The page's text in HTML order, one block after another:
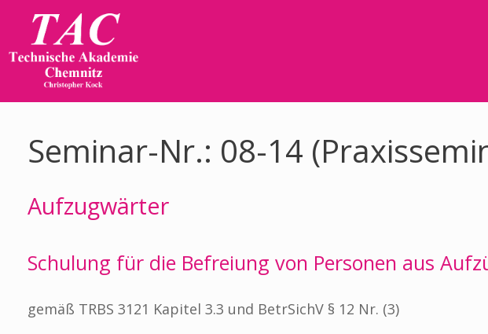
springen
Seminar-Nr.: 08-14
Aufzugwärter
Schulung für die Befreiung von Personen aus
gemäß TRBS 3121 Kapitel 3.3 und BetrSichV § 12 Nr. (3)